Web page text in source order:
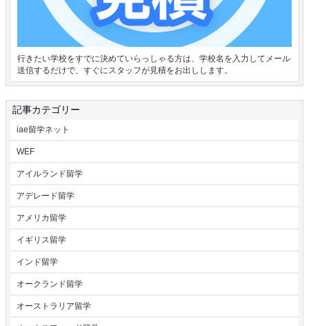
行きたい学校をすでに決めていらっしゃる方は、学校名を入力してメール
送信するだけで、すぐにスタッフが見積をお出しします。
記事カテゴリー
iae留学ネット
WEF
アイルランド留学
アデレード留学
アメリカ留学
イギリス留学
インド留学
オークランド留学
オーストラリア留学